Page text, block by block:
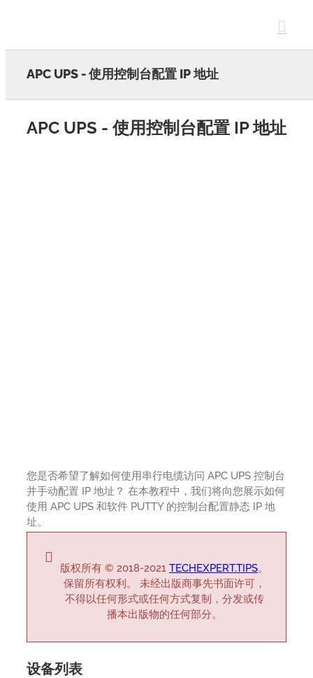
APC UPS - 使用控制台配置 IP 地址
APC UPS - 使用控制台配置 IP 地址
您是否希望了解如何使用串行电缆访问 APC UPS 控制台
并手动配置 IP 地址？ 在本教程中，我们将向您展示如何
使用 APC UPS 和软件 PUTTY 的控制台配置静态 IP 地
址。
版权所有 © 2018-2021 TECHEXPERT.TIPS。
保留所有权利。 未经出版商事先书面许可，
不得以任何形式或任何方式复制，分发或传
播本出版物的任何部分。
设备列表